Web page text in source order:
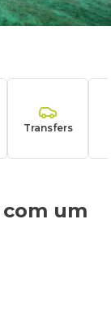
Transfers
um